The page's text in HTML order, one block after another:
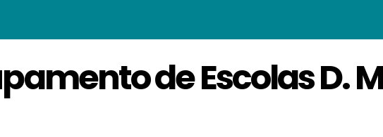
de Escolas D.